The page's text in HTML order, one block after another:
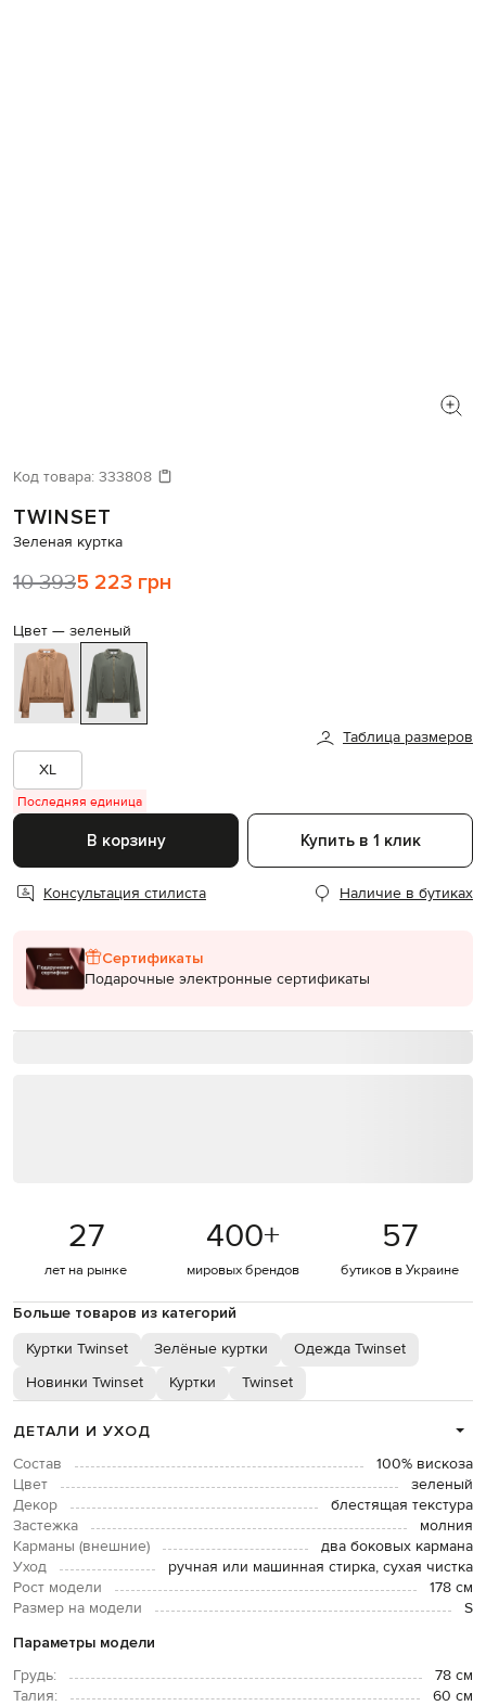
Код товара: 333808
TWINSET
Зеленая куртка
10 3935 223 грн
Цвет — зеленый
Таблица размеров
XL
Последняя единица
В корзину Купить в 1 клик
Консультация стилиста Наличие в бутиках
Сертификаты
Подарочные электронные сертификаты
27
лет на рынке
400+
мировых брендов
57
бутиков в Украине
Больше товаров из категорий
Куртки Twinset Зелёные куртки
Одежда Twinset
Новинки Twinset
Куртки Twinset
ДЕТАЛИ И УХОД
Состав
100% вискоза
Цвет
зеленый
Декор
блестящая текстура
Застежка
молния
Карманы (внешние)
два боковых кармана
Уход
ручная или машинная стирка, сухая чистка
Рост модели
178 см
Размер на модели
S
Параметры модели
Грудь:
78 см
Талия:
60 см